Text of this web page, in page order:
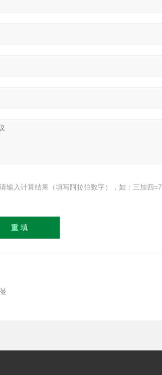
请输入计算结果（填写阿拉伯数字），如：三加四=7